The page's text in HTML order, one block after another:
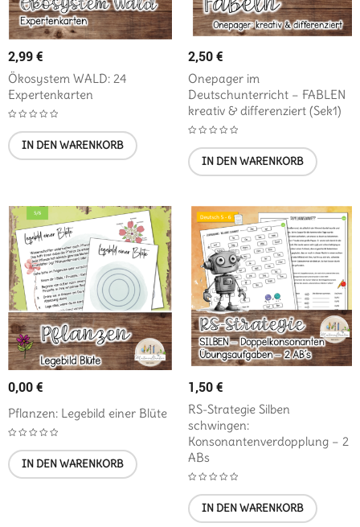
2,99€
Ökosystem WALD: 24
Expertenkarten
IN DEN WARENKORB
2,50€
Onepager im
Deutschunterricht – FABLEN
kreativ & differenziert (Sek1)
IN DEN WARENKORB
0,00€
Pflanzen: Legebild einer Blüte
IN DEN WARENKORB
1,50€
RS-Strategie Silben
schwingen:
Konsonantenverdopplung – 2
ABs
IN DEN WARENKORB